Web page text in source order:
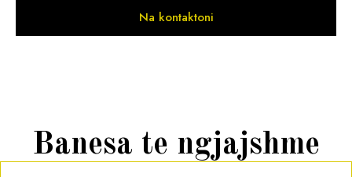
Na kontaktoni
Banesa te ngjajshme